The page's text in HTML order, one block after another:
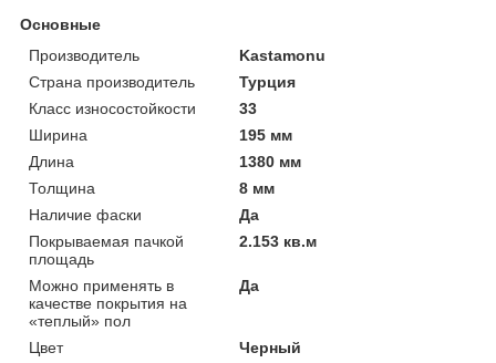
Основные
Производитель
Kastamonu
Страна производитель
Турция
Класс износостойкости
33
Ширина
195 мм
Длина
1380 мм
Толщина
8 мм
Наличие фаски
Да
Покрываемая пачкой
площадь
2.153 кв.м
Можно применять в
качестве покрытия на
«теплый» пол
Да
Цвет
Черный